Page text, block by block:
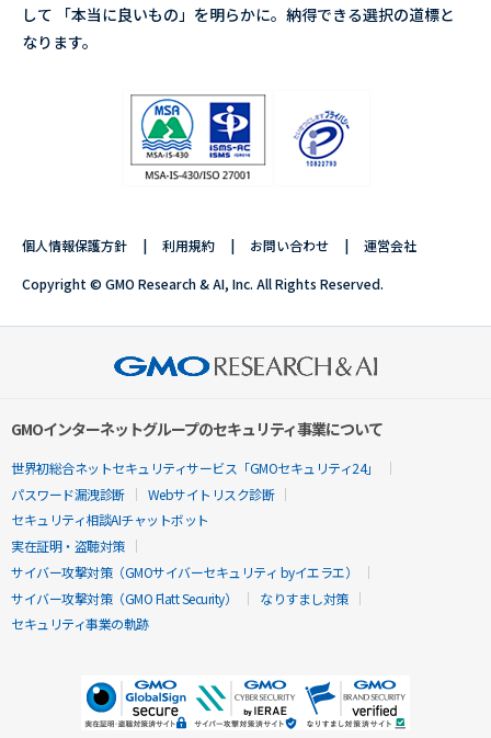
して 「本当に良いもの」を明らかに。納得できる選択の道標と
なります。
個人情報保護方針 利用規約 お問い合わせ 運営会社
Copyright © GMO Research & AI, Inc. All Rights Reserved.
GMOインターネットグループのセキュリティ事業について
世界初総合ネットセキュリティサービス「GMOセキュリティ24」
パスワード漏洩診断
Webサイトリスク診断
セキュリティ相談AIチャットボット
実在証明・盗聴対策
サイバー攻撃対策（GMOサイバーセキュリティ byイエラエ）
サイバー攻撃対策（GMO Flatt Security）
なりすまし対策
セキュリティ事業の軌跡